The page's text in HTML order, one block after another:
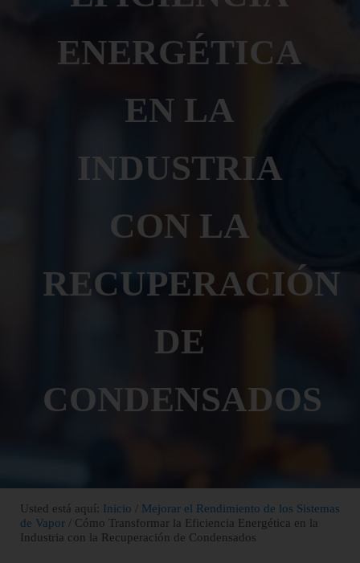
ENERGÉTICA
EN LA
INDUSTRIA
CON LA
RECUPERACIÓN
DE
CONDENSADOS
Usted está aquí: Inicio / Mejorar el Rendimiento de los Sistemas
de Vapor / Cómo Transformar la Eficiencia Energética en la
Industria con la Recuperación de Condensados